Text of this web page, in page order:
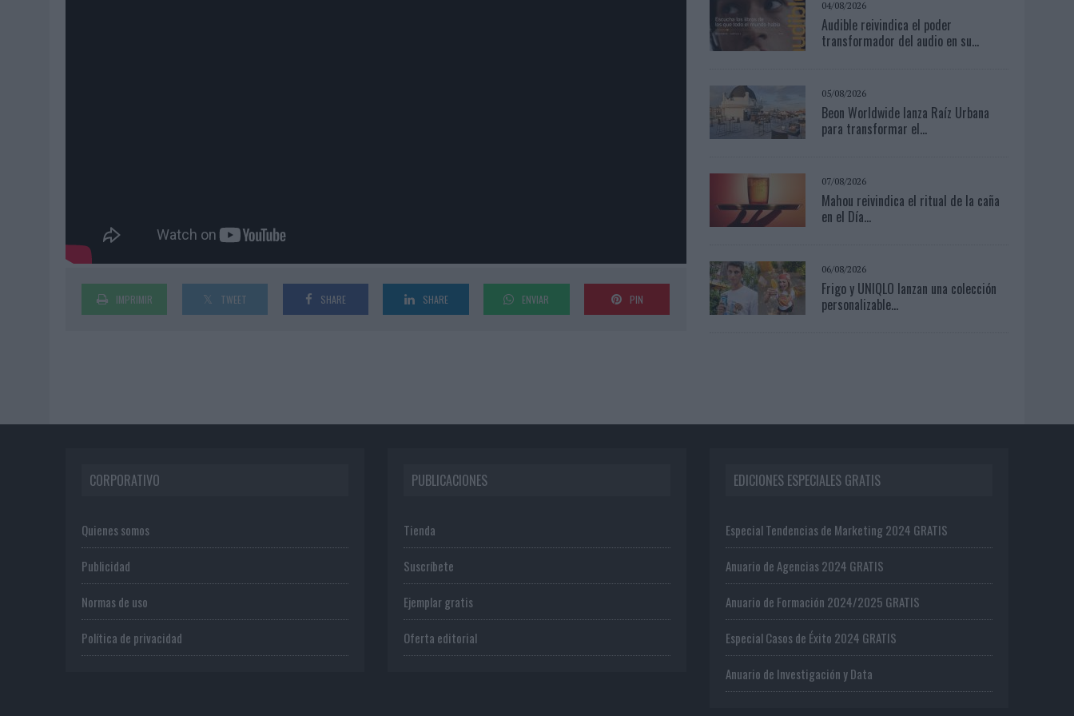
IMPRIMIR TWEET SHARE SHARE ENVIAR PIN
04/08/2026
Audible reivindica el poder
transformador del audio en su...
05/08/2026
Beon Worldwide lanza Raíz Urbana
para transformar el...
07/08/2026
Mahou reivindica el ritual de la caña
en el Día...
06/08/2026
Frigo y UNIQLO lanzan una colección
personalizable...
CORPORATIVO
Quienes somos
Publicidad
Normas de uso
Política de privacidad
PUBLICACIONES
Tienda
Suscríbete
Ejemplar gratis
Oferta editorial
EDICIONES ESPECIALES GRATIS
Especial Tendencias de Marketing 2024 GRATIS
Anuario de Agencias 2024 GRATIS
Anuario de Formación 2024/2025 GRATIS
Especial Casos de Éxito 2024 GRATIS
Anuario de Investigación y Data